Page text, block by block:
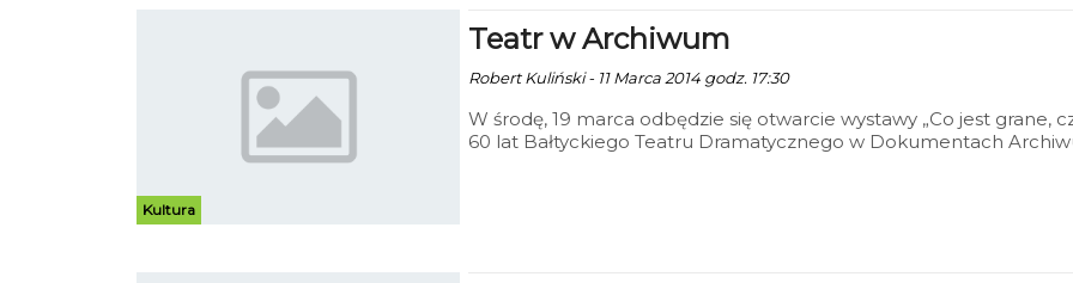
Kultura
Teatr w Archiwum
Robert Kuliński - 11 Marca 2014 godz. 17:30
W środę, 19 marca odbędzie się otwarcie wystawy „Co jest grane,
60 lat Bałtyckiego Teatru Dramatycznego w Dokumentach